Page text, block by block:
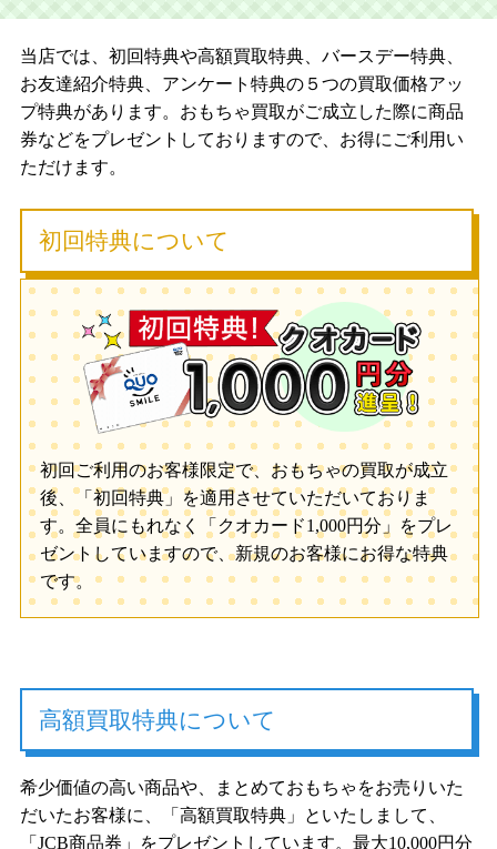
当店では、初回特典や高額買取特典、バースデー特典、
お友達紹介特典、アンケート特典の５つの買取価格アッ
プ特典があります。おもちゃ買取がご成立した際に商品
券などをプレゼントしておりますので、お得にご利用い
ただけます。
初回特典について
初回ご利用のお客様限定で、おもちゃの買取が成立
後、「初回特典」を適用させていただいておりま
す。全員にもれなく「クオカード1,000円分」をプレ
ゼントしていますので、新規のお客様にお得な特典
です。
高額買取特典について
希少価値の高い商品や、まとめておもちゃをお売りいた
だいたお客様に、「高額買取特典」といたしまして、
「JCB商品券」をプレゼントしています。最大10,000円分